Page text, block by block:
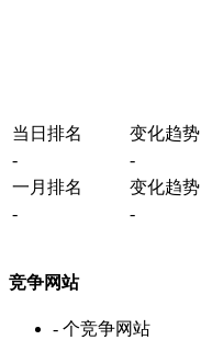
当日排名 变化趋势
-
-
一月排名
变化趋势
-
-
竞争网站
- 个竞争网站